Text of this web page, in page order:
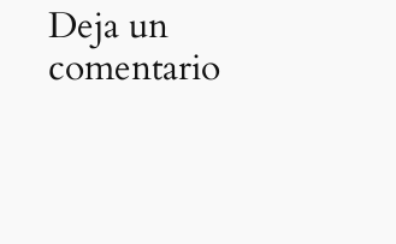
Deja un
comentario